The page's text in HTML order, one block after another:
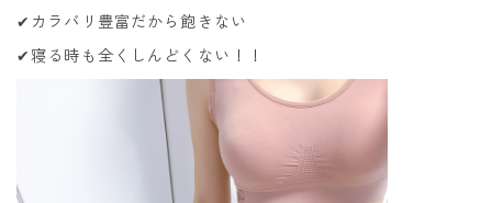
✔︎カラバリ豊富だから飽きない
✔︎寝る時も全くしんどくない！！